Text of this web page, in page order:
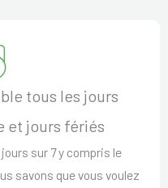
tous les jours
et jours fériés
sur 7 y compris le
savons que vous voulez